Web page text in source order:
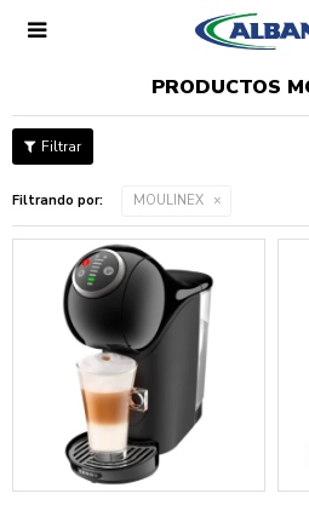

PRODUCTOS
Filtrando por: MOULINEX